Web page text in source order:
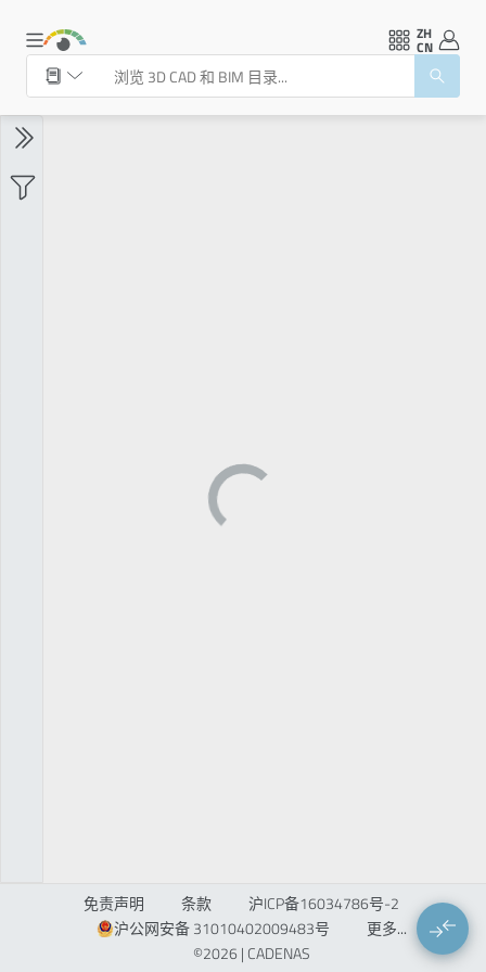
ZH
CN
免责声明 条款
沪ICP备16034786号-2
沪公网安备 31010402009483号
更多...
©2026 | CADENAS